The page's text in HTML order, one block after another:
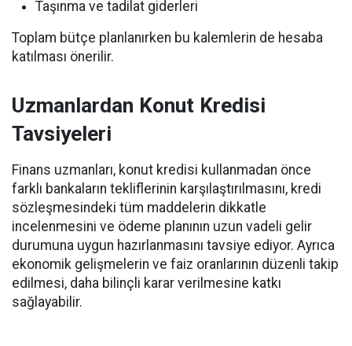
Taşınma ve tadilat giderleri
Toplam bütçe planlanırken bu kalemlerin de hesaba
katılması önerilir.
Uzmanlardan Konut Kredisi
Tavsiyeleri
Finans uzmanları, konut kredisi kullanmadan önce
farklı bankaların tekliflerinin karşılaştırılmasını, kredi
sözleşmesindeki tüm maddelerin dikkatle
incelenmesini ve ödeme planının uzun vadeli gelir
durumuna uygun hazırlanmasını tavsiye ediyor. Ayrıca
ekonomik gelişmelerin ve faiz oranlarının düzenli takip
edilmesi, daha bilinçli karar verilmesine katkı
sağlayabilir.